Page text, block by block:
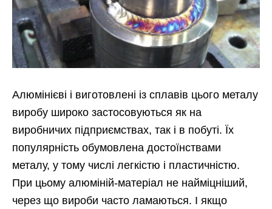
Алюмінієві і виготовлені із сплавів цього металу
виробу широко застосовуються як на
виробничих підприємствах, так і в побуті. Їх
популярність обумовлена достоїнствами
металу, у тому числі легкістю і пластичністю.
При цьому алюміній-матеріал не найміцніший,
через що вироби часто ламаються. І якщо